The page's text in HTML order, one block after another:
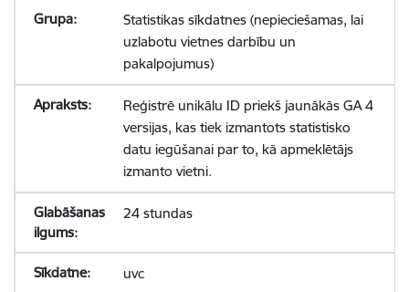
Statistikas sīkdatnes (nepieciešamas, lai
uzlabotu vietnes darbību un
pakalpojumus)
Reģistrē unikālu ID priekš jaunākās GA 4
versijas, kas tiek izmantots statistisko
datu iegūšanai par to, kā apmeklētājs
izmanto vietni.
24 stundas
uvc